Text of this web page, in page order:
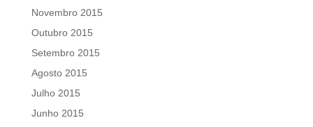
Novembro 2015
Outubro 2015
Setembro 2015
Agosto 2015
Julho 2015
Junho 2015